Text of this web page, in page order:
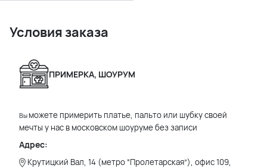
Условия заказа
ПРИМЕРКА, ШОУРУМ
Вы можете примерить платье, пальто или шубку своей
мечты у нас в московском шоуруме без записи
Адрес:
Крутицкий Вал, 14 (метро “Пролетарская”), офис 109,